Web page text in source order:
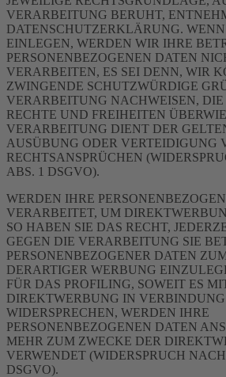
VERARBEITUNG BERUHT,
DATENSCHUTZERKLÄRUNG.
EINLEGEN, WERDEN WIR IHRE
PERSONENBEZOGENEN DATEN
VERARBEITEN, ES SEI DENN, WIR
ZWINGENDE SCHUTZWÜRDIGE
VERARBEITUNG NACHWEISEN, DIE
RECHTE UND FREIHEITEN
VERARBEITUNG DIENT DER
AUSÜBUNG ODER VERTEIDIGUNG
RECHTSANSPRÜCHEN
ABS. 1 DSGVO).
WERDEN IHRE
VERARBEITET, UM
SO HABEN SIE DAS RECHT,
GEGEN DIE VERARBEITUNG SIE
PERSONENBEZOGENER DATEN
DERARTIGER WERBUNG
FÜR DAS PROFILING, SOWEIT ES
DIREKTWERBUNG IN VERBINDUNG
WIDERSPRECHEN, WERDEN IHRE
PERSONENBEZOGENEN DATEN
MEHR ZUM ZWECKE DER
VERWENDET (WIDERSPRUCH NACH
DSGVO).